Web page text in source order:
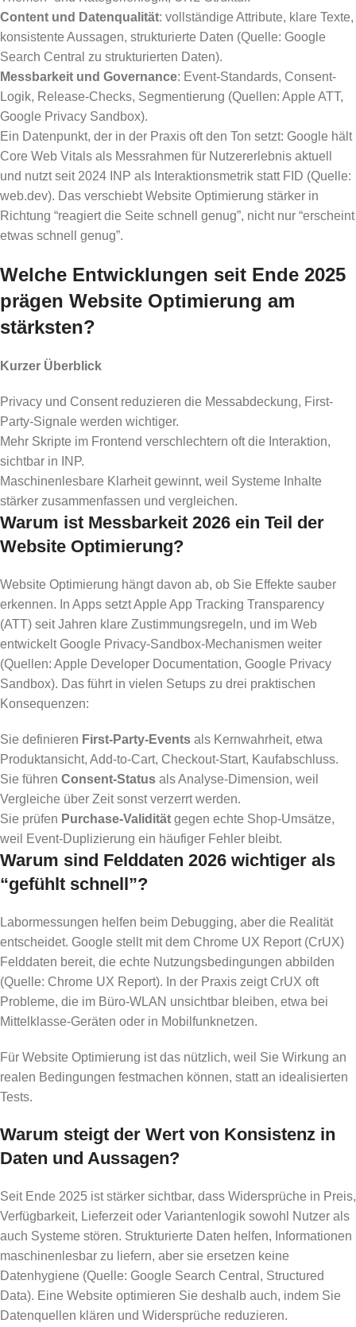
Content und Datenqualität: vollständige Attribute, klare Texte,
konsistente Aussagen, strukturierte Daten (Quelle: Google
Search Central zu strukturierten Daten).
Messbarkeit und Governance: Event-Standards, Consent-
Logik, Release-Checks, Segmentierung (Quellen: Apple ATT,
Google Privacy Sandbox).
Ein Datenpunkt, der in der Praxis oft den Ton setzt: Google hält
Core Web Vitals als Messrahmen für Nutzererlebnis aktuell
und nutzt seit 2024 INP als Interaktionsmetrik statt FID (Quelle:
web.dev). Das verschiebt Website Optimierung stärker in
Richtung “reagiert die Seite schnell genug”, nicht nur “erscheint
etwas schnell genug”.
Welche Entwicklungen seit Ende 2025
prägen Website Optimierung am
stärksten?
Kurzer Überblick
Privacy und Consent reduzieren die Messabdeckung, First-
Party-Signale werden wichtiger.
Mehr Skripte im Frontend verschlechtern oft die Interaktion,
sichtbar in INP.
Maschinenlesbare Klarheit gewinnt, weil Systeme Inhalte
stärker zusammenfassen und vergleichen.
Warum ist Messbarkeit 2026 ein Teil der
Website Optimierung?
Website Optimierung hängt davon ab, ob Sie Effekte sauber
erkennen. In Apps setzt Apple App Tracking Transparency
(ATT) seit Jahren klare Zustimmungsregeln, und im Web
entwickelt Google Privacy-Sandbox-Mechanismen weiter
(Quellen: Apple Developer Documentation, Google Privacy
Sandbox). Das führt in vielen Setups zu drei praktischen
Konsequenzen:
Sie definieren First-Party-Events als Kernwahrheit, etwa
Produktansicht, Add-to-Cart, Checkout-Start, Kaufabschluss.
Sie führen Consent-Status als Analyse-Dimension, weil
Vergleiche über Zeit sonst verzerrt werden.
Sie prüfen Purchase-Validität gegen echte Shop-Umsätze,
weil Event-Duplizierung ein häufiger Fehler bleibt.
Warum sind Felddaten 2026 wichtiger als
“gefühlt schnell”?
Labormessungen helfen beim Debugging, aber die Realität
entscheidet. Google stellt mit dem Chrome UX Report (CrUX)
Felddaten bereit, die echte Nutzungsbedingungen abbilden
(Quelle: Chrome UX Report). In der Praxis zeigt CrUX oft
Probleme, die im Büro-WLAN unsichtbar bleiben, etwa bei
Mittelklasse-Geräten oder in Mobilfunknetzen.
Für Website Optimierung ist das nützlich, weil Sie Wirkung an
realen Bedingungen festmachen können, statt an idealisierten
Tests.
Warum steigt der Wert von Konsistenz in
Daten und Aussagen?
Seit Ende 2025 ist stärker sichtbar, dass Widersprüche in Preis,
Verfügbarkeit, Lieferzeit oder Variantenlogik sowohl Nutzer als
auch Systeme stören. Strukturierte Daten helfen, Informationen
maschinenlesbar zu liefern, aber sie ersetzen keine
Datenhygiene (Quelle: Google Search Central, Structured
Data). Eine Website optimieren Sie deshalb auch, indem Sie
Datenquellen klären und Widersprüche reduzieren.